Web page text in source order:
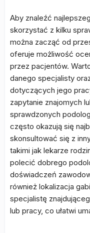
Aby znaleźć
skorzystać z kilku
można zacząć od
oferuje możliwość
przez pacjentów.
danego specjalisty
dotyczących jego
zapytanie znajomych
sprawdzonych
często okazują się
skonsultować się z
takimi jak lekarze
polecić dobrego
doświadczeń
również lokalizacja
specjalistę
lub pracy, co ułatwi